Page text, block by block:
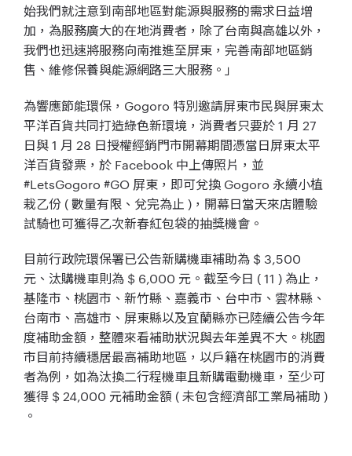
始我們就注意到南部地區對能源與服務的需求日益增
加，為服務廣大的在地消費者，除了台南與高雄以外，
我們也迅速將服務向南推進至屏東，完善南部地區銷
售、維修保養與能源網路三大服務。」
為響應節能環保，Gogoro 特別邀請屏東市民與屏東太
平洋百貨共同打造綠色新環境，消費者只要於 1 月 27
日與 1 月 28 日授權經銷門市開幕期間憑當日屏東太平
洋百貨發票，於 Facebook 中上傳照片，並
#LetsGogoro #GO 屏東，即可兌換 Gogoro 永續小植
栽乙份 ( 數量有限、兌完為止 )，開幕日當天來店體驗
試騎也可獲得乙次新春紅包袋的抽獎機會。
目前行政院環保署已公告新購機車補助為 $ 3,500
元、汰購機車則為 $ 6,000 元。截至今日 ( 11 ) 為止，
基隆市、桃園市、新竹縣、嘉義市、台中市、雲林縣、
台南市、高雄市、屏東縣以及宜蘭縣亦已陸續公告今年
度補助金額，整體來看補助狀況與去年差異不大。桃園
市目前持續穩居最高補助地區，以戶籍在桃園市的消費
者為例，如為汰換二行程機車且新購電動機車，至少可
獲得 $ 24,000 元補助金額 ( 未包含經濟部工業局補助 )
。